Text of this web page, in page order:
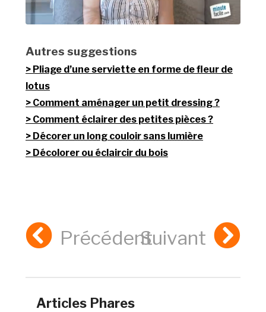
Autres suggestions
Pliage d’une serviette en forme de fleur de
lotus
Comment aménager un petit dressing ?
Comment éclairer des petites pièces ?
Décorer un long couloir sans lumière
Décolorer ou éclaircir du bois
PrécédentSuivant
Articles Phares